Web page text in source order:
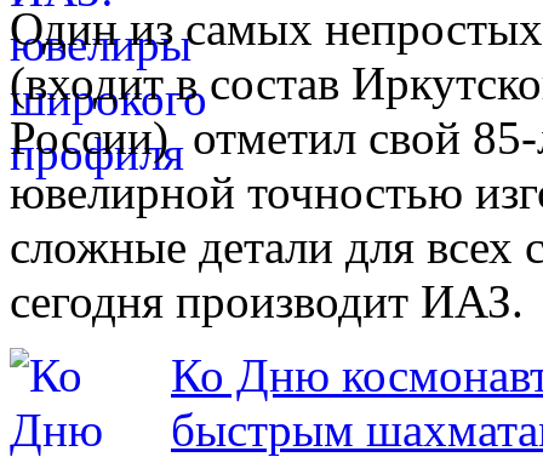
Один из самых непростых
(входит в состав
России) отметил свой
ювелирной точностью
сложные детали для всех
сегодня производит ИАЗ.
Ко Дню
быстрым